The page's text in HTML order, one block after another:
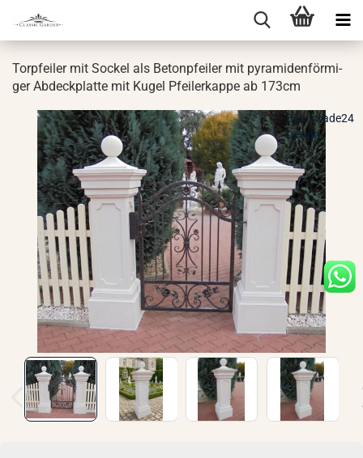
Tor­pfei­ler mit So­ckel als Be­ton­pfei­ler mit py­ra­mi­den­för­mi­
ger Ab­deck­plat­te mit Kugel Pfei­ler­kap­pe ab 173cm
Balustrade24
Design